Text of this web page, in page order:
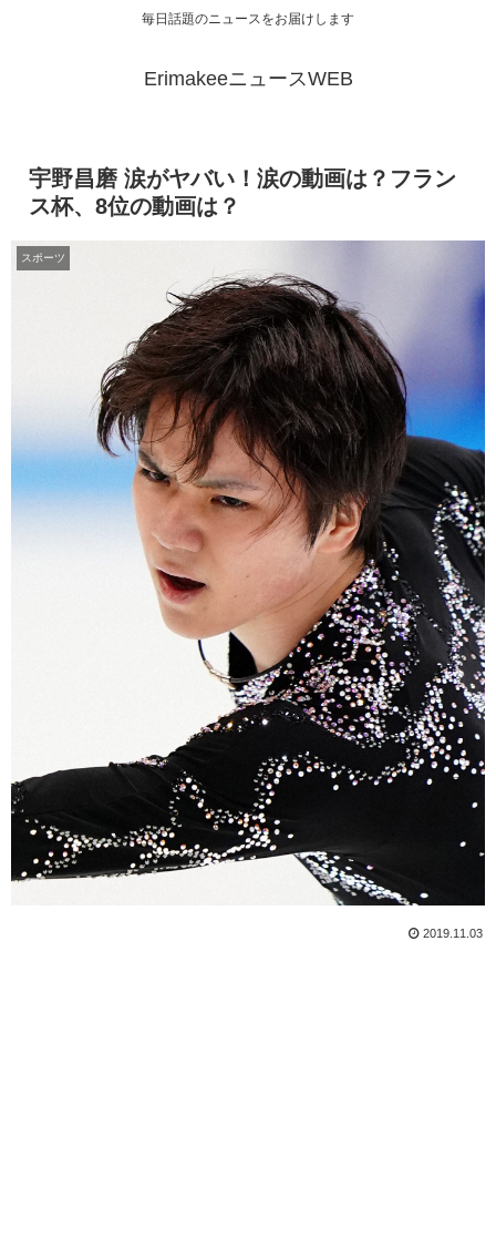
毎日話題のニュースをお届けします
ErimakeeニュースWEB
宇野昌磨 涙がヤバい！涙の動画は？フラン
ス杯、8位の動画は？
スポーツ
2019.11.03